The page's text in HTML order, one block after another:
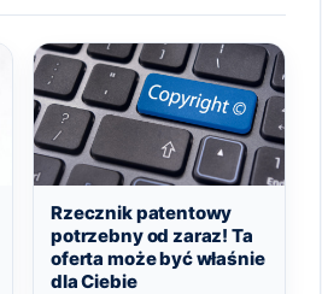
Rzecznik patentowy
potrzebny od zaraz! Ta
oferta może być właśnie
dla Ciebie